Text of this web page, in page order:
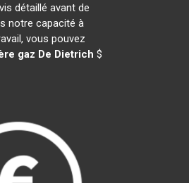
détaillé avant de
notre capacité à
vous pouvez
gaz De Dietrich $